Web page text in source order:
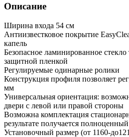
Описание
Ширина входа 54 см
Антиизвестковое покрытие
капель
Безопасное ламинированное
защитной пленкой
Регулируемые одинарные ролики
Конструкция профиля позволяет
мм
Универсальная ориентация:
двери с левой или правой стороны
Возможна комплектация
результате получается
Установочный размер (от 1160-